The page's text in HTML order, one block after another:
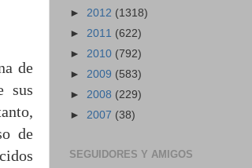
de
sus
de
► 2012 (1318)
► 2011 (622)
► 2010 (792)
► 2009 (583)
► 2008 (229)
► 2007 (38)
SEGUIDORES Y AMIGOS